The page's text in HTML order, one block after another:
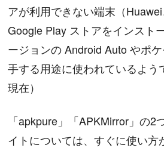
アが利用できない端末（
Google Play ストアをインスト
ージョンの Android Auto やポ
手する用途に使われているよう
現在）
「apkpure」「APKMirror」の2
イトについては、すぐに使い方